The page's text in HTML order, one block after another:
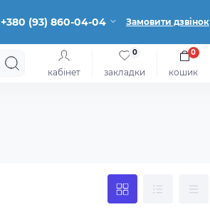
+380 (93) 860-04-04 Замовити дзвінок
кабінет закладки
0
кошик
0